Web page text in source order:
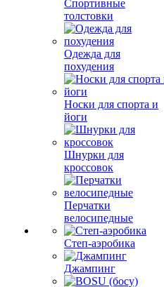
Спортивные
толстовки
Одежда для
похудения
Носки для спорта и
йоги
Шнурки для
кроссовок
Перчатки
велосипедные
Степ-аэробика
Джампинг